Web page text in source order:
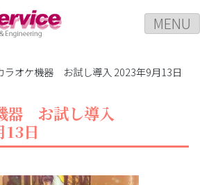
MENU
ラオケ機器 お試し導入 2023年9月13日
器 お試し導入
13日